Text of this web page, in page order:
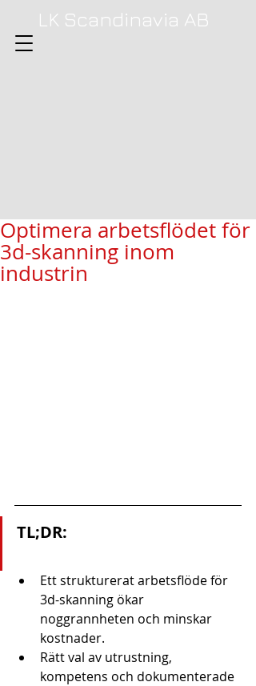
LK Scandinavia AB
Optimera arbetsflödet för
3d-skanning inom
industrin
TL;DR:
Ett strukturerat arbetsflöde för
3d-skanning ökar
noggrannheten och minskar
kostnader.
Rätt val av utrustning,
kompetens och dokumenterade